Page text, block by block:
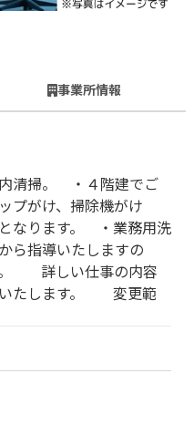
事業所情報
清掃。 ・４階建でご
プがけ、掃除機がけ
ります。 ・業務用洗
ら指導いたしますの
詳しい仕事の内容
いたします。 変更範